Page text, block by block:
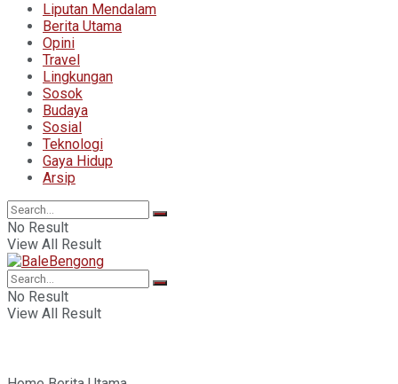
Liputan Mendalam
Berita Utama
Opini
Travel
Lingkungan
Sosok
Budaya
Sosial
Teknologi
Gaya Hidup
Arsip
No Result
View All Result
No Result
View All Result